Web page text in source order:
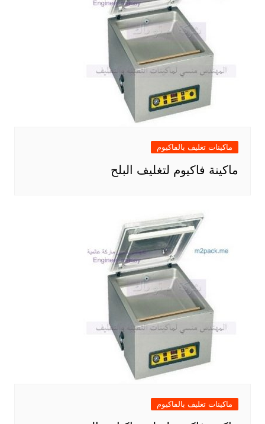
ماكينات تغليف بالفاكيوم
ماكينة فاكيوم لتغليف البلح
ماكينات تغليف بالفاكيوم